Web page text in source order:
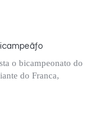
o bicampeonato do
do Franca,